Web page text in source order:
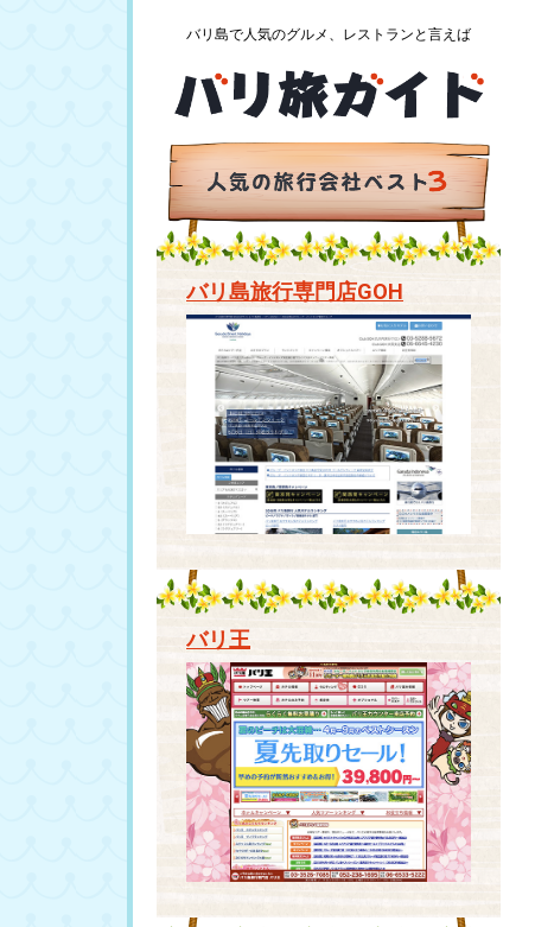
バリ島で人気のグルメ、レストランと言えば
バリ島旅行専門店GOH
バリ王